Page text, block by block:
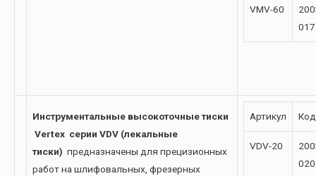
VMV-60
017
Инструментальные высокоточныетиски
Vertex серии VDV (лекальные
тиски) предназначены для прецизионных
работ на шлифовальных, фрезерных
Артикул Код
VDV-20
020